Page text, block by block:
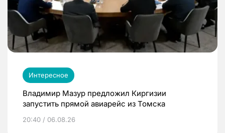
Интересное
Владимир Мазур предложил Киргизии
запустить прямой авиарейс из Томска
20:40 / 06.08.26